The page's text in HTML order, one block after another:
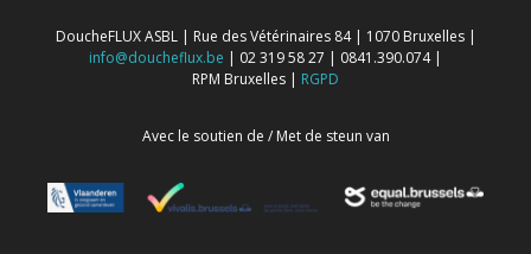
DoucheFLUX ASBL | Rue des Vétérinaires 84 | 1070 Bruxelles |
info@doucheflux.be | 02 319 58 27 | 0841.390.074 |
RPM Bruxelles | RGPD
Avec le soutien de / Met de steun van